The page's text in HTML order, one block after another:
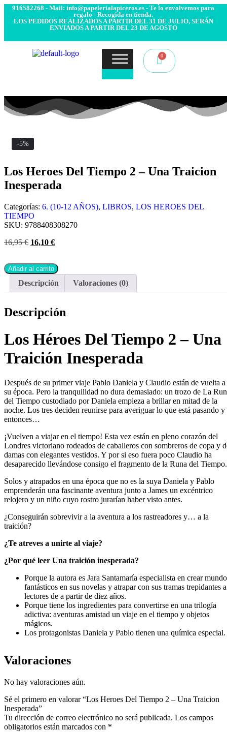
916582268 - Mail: info@papelerialapiceros.es - Te lo envolvemos para
regalo - Recogida en tienda.
LOS PEDIDOS REALIZADOS A PARTIR DEL 31 DE JULIO, SERÁN
ENVIADOS A PARTIR DEL 23 DE AGOSTO
-5%
Los Heroes Del Tiempo 2 – Una Traicion
Inesperada
Categorías: 6. (10-12 AÑOS), LIBROS, LOS HEROES DEL
TIEMPO
SKU: 9788408308270
16,95€ 16,10 €
Añadir al carrito
Descripción Valoraciones (0)
Descripción
Los Héroes Del Tiempo 2 – Una
Traición Inesperada
Después de su primer viaje Pablo Daniela y Claudio están de vuelta a
su época. Pero la tranquilidad no dura demasiado: un trozo de La
del Tiempo custodiado por Daniela empieza a brillar en mitad de la
noche. Los tres deciden reunirse para averiguar lo que está pasando y
entonces…
¡Vuelven a viajar en el tiempo! Esta vez están en pleno corazón del
Londres victoriano rodeados de caballeros con sombreros de copa y
damas con elegantes vestidos. Y por si eso fuera poco Claudio ha
desaparecido llevándose consigo el fragmento de la Runa del Tiempo.
Solos y atrapados en una época que no es la suya Daniela y Pablo
emprenderán una fascinante aventura junto a James un excéntrico
relojero y un niño cuyo rostro jurarían haber visto antes.
¿Conseguirán sobrevivir a la aventura a los rastreadores y… a la
traición?
¿Te atreves a unirte al viaje?
¿Por qué leer Una traición inesperada?
Porque la autora es Jara Santamaría especialista en crear
fantásticos en sus novelas y atrapar con sus tramas trepidantes a
lectores de a partir de diez años.
Porque tiene los ingredientes para convertirse en una trilogía
adictiva: aventuras amistad un viaje en el tiempo y objetos
mágicos.
Los protagonistas Daniela y Pablo tienen una química especial.
Valoraciones
No hay valoraciones aún.
Sé el primero en valorar “Los Heroes Del Tiempo 2 – Una Traicion
Inesperada”
Tu dirección de correo electrónico no será publicada. Los campos
obligatorios están marcados con *